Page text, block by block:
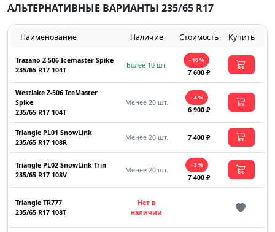
АЛЬТЕРНАТИВНЫЕ ВАРИАНТЫ 235/65 R17
Наименование Наличие Стоимость Купить
Trazano Z-506 Icemaster Spike
235/65 R17 104T
Более 10 шт.
- 10 %
7 600 ₽
Westlake Z-506 IceMaster
Spike
235/65 R17 104T
Менее 20 шт.
- 4 %
6 900 ₽
Triangle PL01 SnowLink
235/65 R17 108R
Менее 20 шт. 7 400 ₽
Triangle PL02 SnowLink Trin
235/65 R17 108V
Менее 20 шт.
- 3 %
7 400 ₽
Triangle TR777
235/65 R17 108T
Нет в
наличии